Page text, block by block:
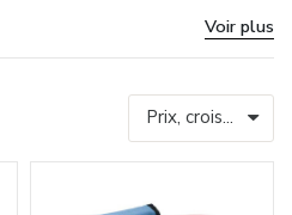
carreleurs et professionnels de
et caractéristiques techniques,
laser ligne
Voir plus